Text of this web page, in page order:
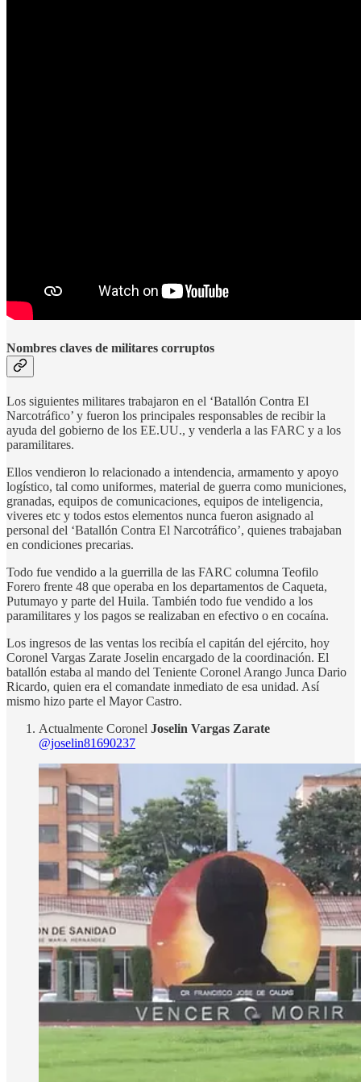
Nombres claves de militares corruptos
Los siguientes militares trabajaron en el ‘Batallón Contra El
Narcotráfico’ y fueron los principales responsables de recibir la
ayuda del gobierno de los EE.UU., y venderla a las FARC y a los
paramilitares.
Ellos vendieron lo relacionado a intendencia, armamento y apoyo
logístico, tal como uniformes, material de guerra como municiones,
granadas, equipos de comunicaciones, equipos de inteligencia,
viveres etc y todos estos elementos nunca fueron asignado al
personal del ‘Batallón Contra El Narcotráfico’, quienes trabajaban
en condiciones precarias.
Todo fue vendido a la guerrilla de las FARC columna Teofilo
Forero frente 48 que operaba en los departamentos de Caqueta,
Putumayo y parte del Huila. También todo fue vendido a los
paramilitares y los pagos se realizaban en efectivo o en cocaína.
Los ingresos de las ventas los recibía el capitán del ejército, hoy
Coronel Vargas Zarate Joselin encargado de la coordinación. El
batallón estaba al mando del Teniente Coronel Arango Junca Dario
Ricardo, quien era el comandate inmediato de esa unidad. Así
mismo hizo parte el Mayor Castro.
Actualmente Coronel Joselin Vargas Zarate
@joselin81690237